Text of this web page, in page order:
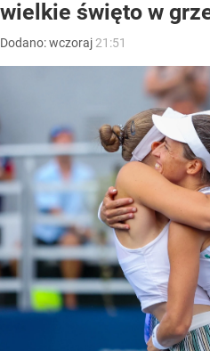
wielkie święto w
Dodano:wczoraj 21:51